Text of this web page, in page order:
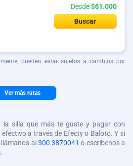
Desde$61.000
Buscar
pueden estar sujetos a cambios por
Ver más rutas
la silla que más te guste y pagar con
a través de Efecty o Baloto. Y si
al 300 3870041 o escríbenos a
.